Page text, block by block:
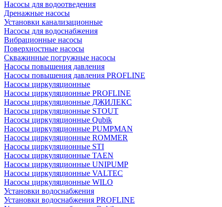
Насосы для водоотведения
Дренажные насосы
Установки канализационные
Насосы для водоснабжения
Вибрационные насосы
Поверхностные насосы
Скважинные погружные насосы
Насосы повышения давления
Насосы повышения давления PROFLINE
Насосы циркуляционные
Насосы циркуляционные PROFLINE
Насосы циркуляционные ДЖИЛЕКС
Насосы циркуляционные STOUT
Насосы циркуляционные Qubik
Насосы циркуляционные PUMPMAN
Насосы циркуляционные ROMMER
Насосы циркуляционные STI
Насосы циркуляционные TAEN
Насосы циркуляционные UNIPUMP
Насосы циркуляционные VALTEC
Насосы циркуляционные WILO
Установки водоснабжения
Установки водоснабжения PROFLINE